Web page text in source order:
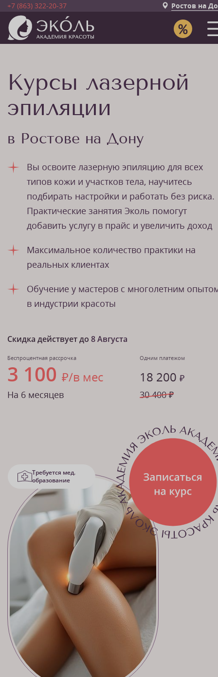
+7 (863) 322-20-37 Ростов на
Курсы лазерной
эпиляции
в Ростове на Дону
Вы освоите лазерную эпиляцию для всех
типов кожи и участков тела, научитесь
подбирать настройки и работать без риска.
Практические занятия Эколь помогут
добавить услугу в прайс и увеличить доход
Максимальное количество практики на
реальных клиентах
Обучение у мастеров с многолетним
в индустрии красоты
Скидка действует до 8 Августа
Беспроцентная рассрочка
3 100 ₽/в мес
На 6 месяцев
Одним платежом
18 200 ₽
30 400 ₽
Требуется мед.
образование